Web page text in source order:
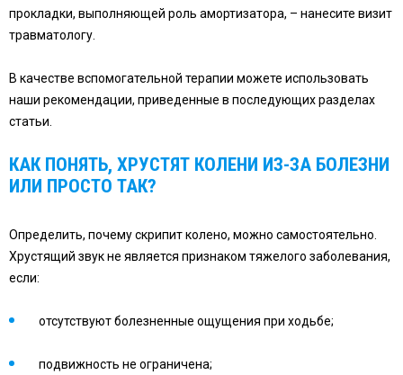
прокладки, выполняющей роль амортизатора, – нанесите визит
травматологу.
В качестве вспомогательной терапии можете использовать
наши рекомендации, приведенные в последующих разделах
статьи.
КАК ПОНЯТЬ, ХРУСТЯТ КОЛЕНИ ИЗ-ЗА БОЛЕЗНИ
ИЛИ ПРОСТО ТАК?
Определить, почему скрипит колено, можно самостоятельно.
Хрустящий звук не является признаком тяжелого заболевания,
если:
отсутствуют болезненные ощущения при ходьбе;
подвижность не ограничена;